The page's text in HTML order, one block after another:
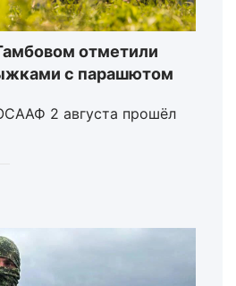
отметили
с парашютом
2 августа прошёл